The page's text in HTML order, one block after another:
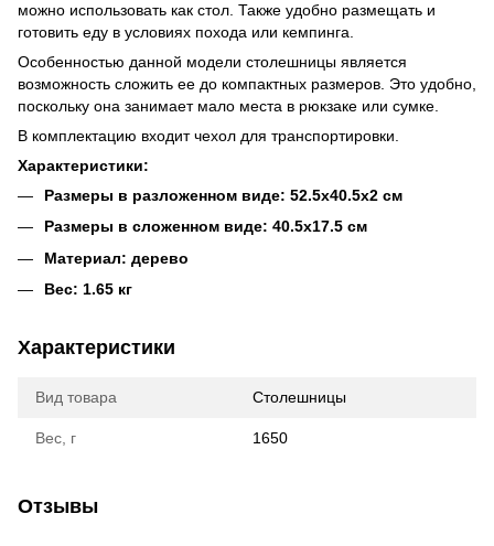
можно использовать как стол. Также удобно размещать и
готовить еду в условиях похода или кемпинга.
Особенностью данной модели столешницы является
возможность сложить ее до компактных размеров. Это удобно,
поскольку она занимает мало места в рюкзаке или сумке.
В комплектацию входит чехол для транспортировки.
Характеристики:
Размеры в разложенном виде: 52.5х40.5х2 см
Размеры в сложенном виде: 40.5х17.5 см
Материал: дерево
Вес: 1.65 кг
Характеристики
Вид товара Столешницы
Вес, г 1650
Отзывы